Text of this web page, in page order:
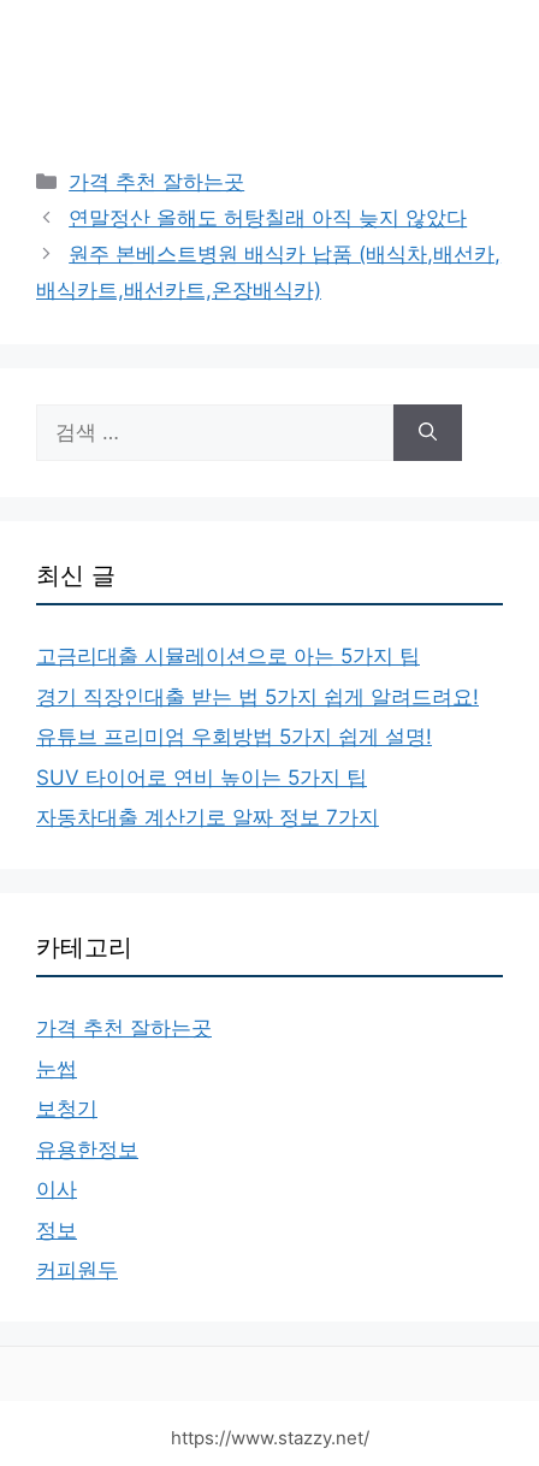
카
테
리
가격 추천 잘하는곳
연말정산 올해도 허탕칠래 아직 늦지 않았다
원주 본베스트병원 배식카 납품 (배식차,배선카,
배식카트,배선카트,온장배식카)
색:
최신 글
고금리대출 시뮬레이션으로 아는 5가지 팁
경기 직장인대출 받는 법 5가지 쉽게 알려드려요!
유튜브 프리미엄 우회방법 5가지 쉽게 설명!
SUV 타이어로 연비 높이는 5가지 팁
자동차대출 계산기로 알짜 정보 7가지
카테고리
가격 추천 잘하는곳
눈썹
보청기
유용한정보
이사
정보
커피원두
https://www.stazzy.net/